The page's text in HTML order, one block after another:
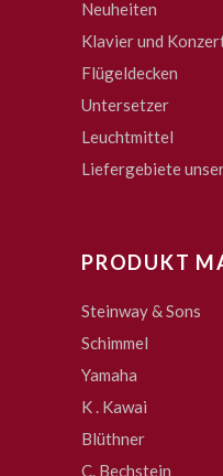
Neuheiten
Klavier und
Flügeldecken
Untersetzer
Leuchtmittel
Liefergebiete
PRODUKT
Steinway & Sons
Schimmel
Yamaha
K . Kawai
Blüthner
C. Bechstein